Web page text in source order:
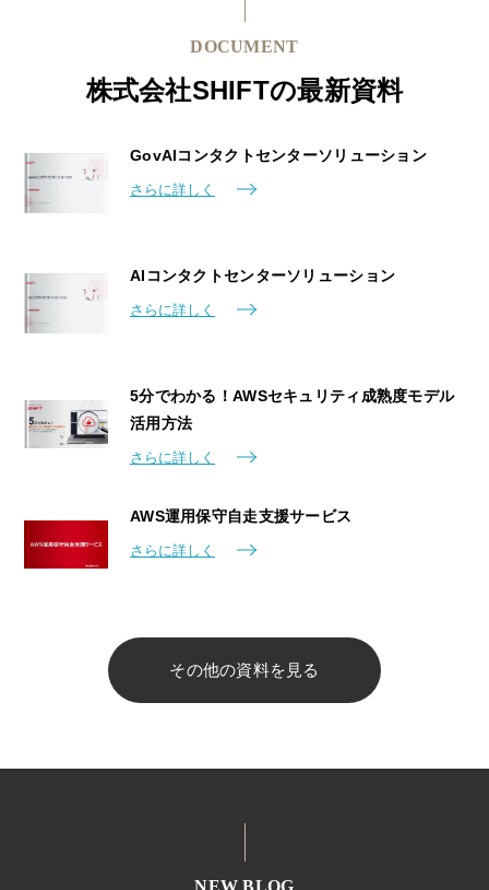
DOCUMENT
株式会社SHIFTの最新資料
GovAIコンタクトセンターソリューション
さらに詳しく
AIコンタクトセンターソリューション
さらに詳しく
5分でわかる！AWSセキュリティ成熟度モデル
活用方法
さらに詳しく
AWS運用保守自走支援サービス
さらに詳しく
その他の資料を見る
NEW BLOG